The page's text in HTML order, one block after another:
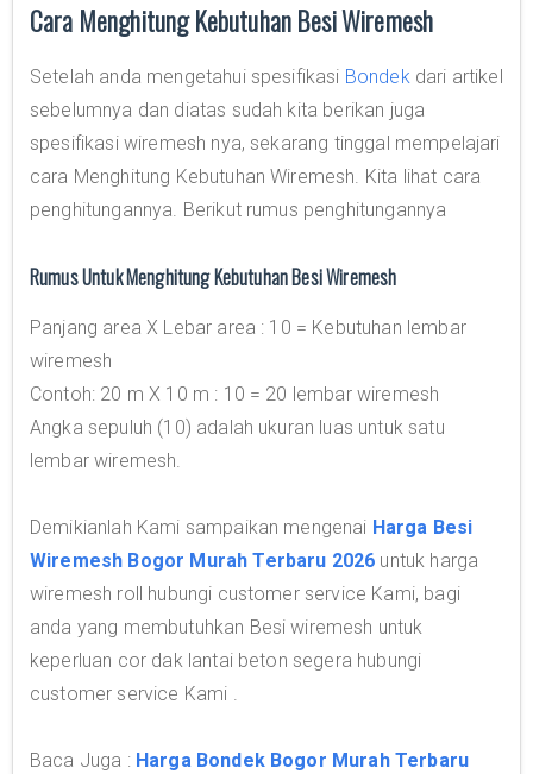
Cara Menghitung Kebutuhan Besi Wiremesh
Setelah anda mengetahui spesifikasi Bondekdari artikel
sebelumnya dan diatas sudah kita berikan juga
spesifikasi wiremesh nya, sekarang tinggal mempelajari
cara Menghitung Kebutuhan Wiremesh. Kita lihat cara
penghitungannya. Berikut rumus penghitungannya
Rumus Untuk Menghitung Kebutuhan Besi Wiremesh
Panjang area X Lebar area : 10 = Kebutuhan lembar
wiremesh
Contoh: 20 m X 10 m : 10 = 20 lembar wiremesh
Angka sepuluh (10) adalah ukuran luas untuk satu
lembar wiremesh.
Demikianlah Kami sampaikan mengenai Harga Besi
Wiremesh Bogor Murah Terbaru 2026 untuk harga
wiremesh roll hubungi customer service Kami, bagi
anda yang membutuhkan Besi wiremesh untuk
keperluan cor dak lantai beton segera hubungi
customer service Kami .
Baca Juga : Harga Bondek Bogor Murah Terbaru